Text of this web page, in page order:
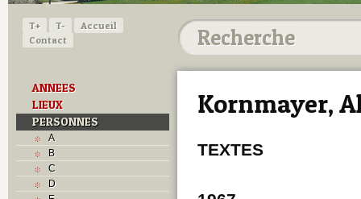
T+ T-
Accueil
Contact
ANNEES
LIEUX
PERSONNES
A
B
C
D
Kornmayer,
TEXTES